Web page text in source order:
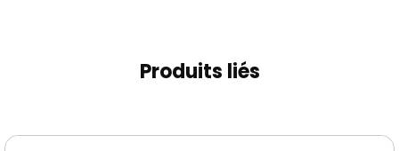
Produits liés